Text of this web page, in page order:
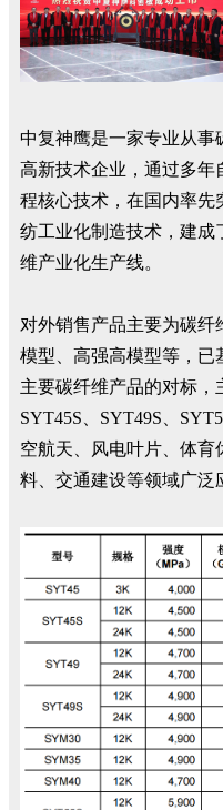
中复神鹰是一家专业从事
高新技术企业，通过多年
程核心技术，在国内率先
纺工业化制造技术，建成
维产业化生产线。
对外销售产品主要为碳纤
模型、高强高模型等，已
主要碳纤维产品的对标
SYT45S、SYT49S、
空航天、风电叶片、体
料、交通建设等领域广泛